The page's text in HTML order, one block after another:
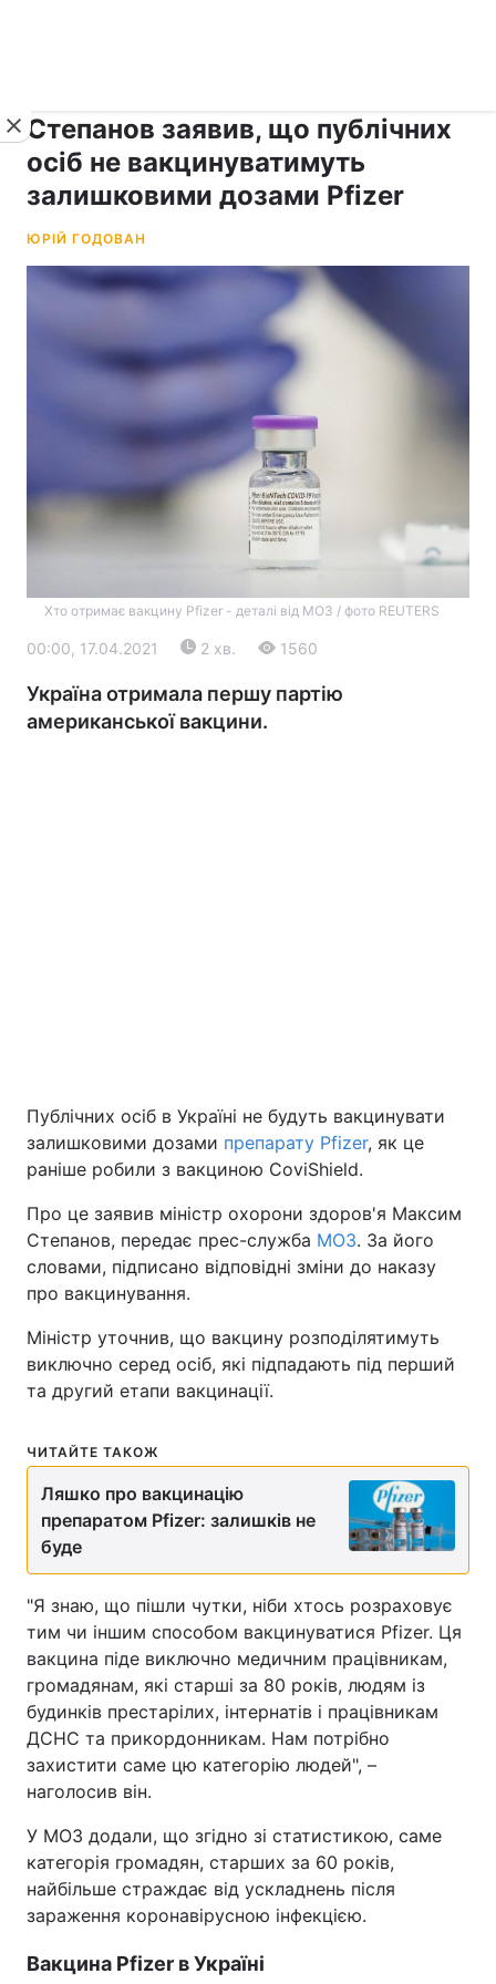
Головна Війна
Одеса
Спорт Наука
Техно і зв'язок Лайт
Зброя Інциденти
Здоров'я Туризм
Цікавинки
Відео з Youtube Статті
Інтерв'ю Думки
Архів Вакансії
Контакти
ПОСЛУГИ
Реклама на сайті Фотобанк
Моніторинг Пресцентр
Степанов заявив, що публічних
осіб не вакцинуватимуть
залишковими дозами Pfizer
ЮРІЙ ГОДОВАН
Хто отримає вакцину Pfizer - деталі від МОЗ / фото REUTERS
00:00, 17.04.2021 2 хв. 1560
Україна отримала першу партію
американської вакцини.
Публічних осіб в Україні не будуть вакцинувати
залишковими дозами препарату Pfizer, як це
раніше робили з вакциною CoviShield.
Про це заявив міністр охорони здоров'я Максим
Степанов, передає прес-служба МОЗ. За його
словами, підписано відповідні зміни до наказу
про вакцинування.
Міністр уточнив, що вакцину розподілятимуть
виключно серед осіб, які підпадають під перший
та другий етапи вакцинації.
ЧИТАЙТЕ ТАКОЖ
Ляшко про вакцинацію
препаратом Pfizer: залишків не
буде
"Я знаю, що пішли чутки, ніби хтось розраховує
тим чи іншим способом вакцинуватися Pfizer. Ця
вакцина піде виключно медичним працівникам,
громадянам, які старші за 80 років, людям із
будинків престарілих, інтернатів і працівникам
ДСНС та прикордонникам. Нам потрібно
захистити саме цю категорію людей", –
наголосив він.
У МОЗ додали, що згідно зі статистикою, саме
категорія громадян, старших за 60 років,
найбільше страждає від ускладнень після
зараження коронавірусною інфекцією.
Вакцина Pfizer в Україні